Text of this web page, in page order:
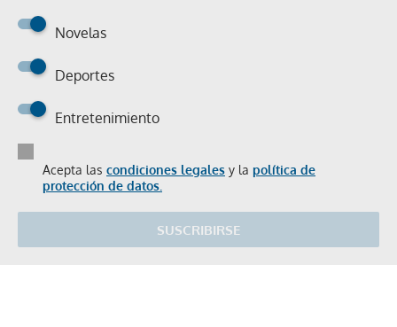
Novelas
Deportes
Entretenimiento
Acepta las condiciones legales y la política de
protección de datos.
SUSCRIBIRSE